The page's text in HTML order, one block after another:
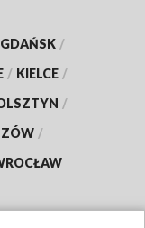
GDAŃSK /
/ KIELCE /
/
/